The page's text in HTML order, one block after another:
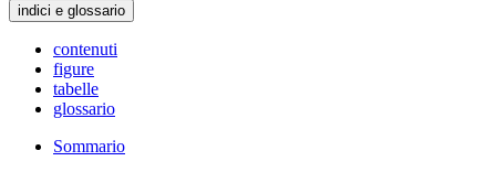
indici e glossario
contenuti
figure
tabelle
glossario
Sommario